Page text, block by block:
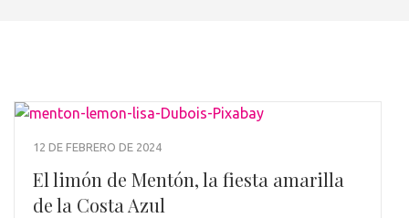
12 DE FEBRERO DE 2024
El limón de Mentón, la fiesta amarilla
de la Costa Azul